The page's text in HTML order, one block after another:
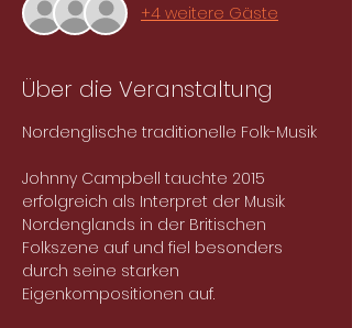
+4 weitere Gäste
Über die Veranstaltung
Nordenglische traditionelle Folk-Musik
Johnny Campbell tauchte 2015
erfolgreich als Interpret der Musik
Nordenglands in der Britischen
Folkszene auf und fiel besonders
durch seine starken
Eigenkompositionen auf.